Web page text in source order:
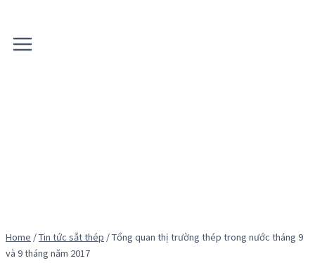
content
Home /Tin tức sắt thép /Tổng quan thị trường thép trong nước tháng 9
và 9 tháng năm 2017